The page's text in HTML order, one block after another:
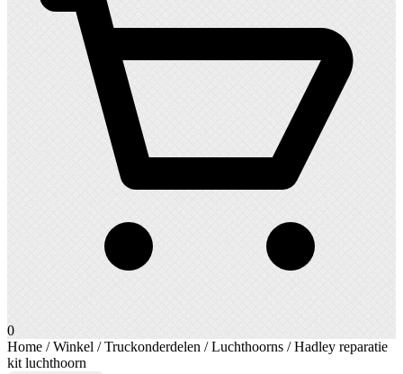
0
Home /Winkel /Truckonderdelen /Luchthoorns / Hadley reparatie
kit luchthoorn